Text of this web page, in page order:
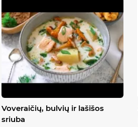
Voveraičių, bulvių ir lašišos
sriuba